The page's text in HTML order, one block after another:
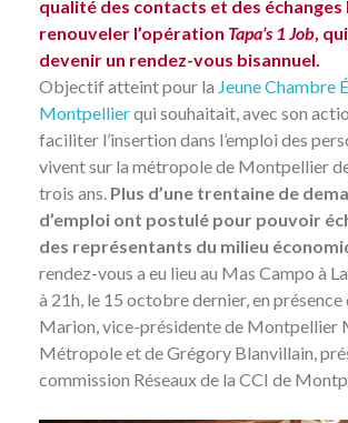
qualité des contacts et des échanges
renouveler l’opération Tapa’s 1 Job ,
devenir un rendez-vous bisannuel.
Objectif atteint pour la Jeune Chambre
Montpellierqui souhaitait, avec son
faciliter l’insertion dans l’emploi des
vivent sur la métropole de Montpellier
trois ans. Plus d’une trentaine de
d’emploi ont postulé pour pouvoir
des représentants du milieu
rendez-vous a eu lieu au Mas Campo à
à 21h, le 15 octobre dernier, en présence
Marion, vice-présidente de Montpellier
Métropole et de Grégory Blanvillain,
commission Réseaux de la CCI de